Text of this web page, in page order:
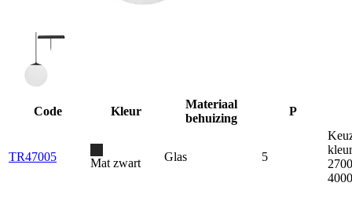
Code Kleur
Materiaal
behuizing
P
TR47005 Mat zwart Glas 5